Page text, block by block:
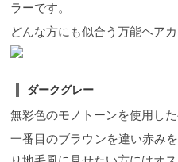
ラーです。
どんな方にも似合う万能ヘアカ
ダークグレー
無彩色のモノトーンを使用した
一番目のブラウンを違い赤み